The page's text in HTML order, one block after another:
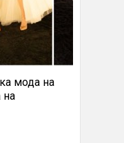
мода на
на